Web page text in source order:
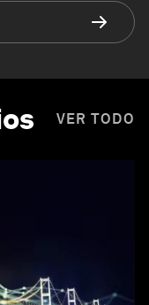
VER TODO